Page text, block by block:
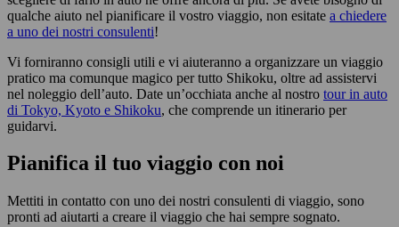
qualche aiuto nel pianificare il vostro viaggio, non esitate a chiedere
a uno dei nostri consulenti!
Vi forniranno consigli utili e vi aiuteranno a organizzare un viaggio
pratico ma comunque magico per tutto Shikoku, oltre ad assistervi
nel noleggio dell’auto. Date un’occhiata anche al nostro tour in auto
di Tokyo, Kyoto e Shikoku, che comprende un itinerario per
guidarvi.
Pianifica il tuo viaggio con noi
Mettiti in contatto con uno dei nostri consulenti di viaggio, sono
pronti ad aiutarti a creare il viaggio che hai sempre sognato.